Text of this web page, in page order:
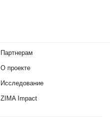
Партнерам
О проекте
Исследование
ZIMA Impact